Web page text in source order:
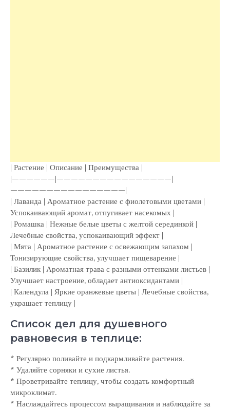
| Растение | Описание | Преимущества |
|——————|————————————————|
————————————————|
| Лаванда | Ароматное растение с фиолетовыми цветами |
Успокаивающий аромат, отпугивает насекомых |
| Ромашка | Нежные белые цветы с желтой серединкой |
Лечебные свойства, успокаивающий эффект |
| Мята | Ароматное растение с освежающим запахом |
Тонизирующие свойства, улучшает пищеварение |
| Базилик | Ароматная трава с разными оттенками листьев |
Улучшает настроение, обладает антиоксидантами |
| Календула | Яркие оранжевые цветы | Лечебные свойства,
украшает теплицу |
Список дел для душевного
равновесия в теплице:
* Регулярно поливайте и подкармливайте растения.
* Удаляйте сорняки и сухие листья.
* Проветривайте теплицу, чтобы создать комфортный
микроклимат.
* Наслаждайтесь процессом выращивания и наблюдайте за